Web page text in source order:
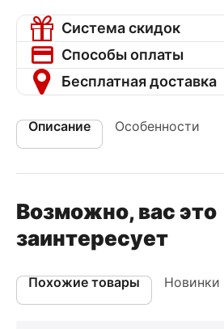
Система скидок
Способы оплаты
Бесплатная доставка
Описание Особенности
Возможно, вас это
заинтересует
Похожие товары Новинки